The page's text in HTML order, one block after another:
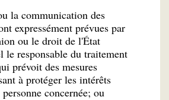
la communication des
expressément prévues par
ou le droit de l'État
le responsable du traitement
prévoit des mesures
à protéger les intérêts
concernée; ou